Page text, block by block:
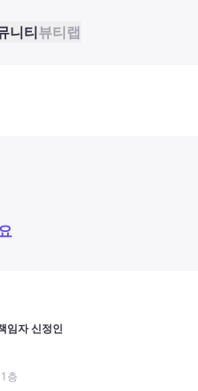
니티뷰티랩
임자 신정인
층